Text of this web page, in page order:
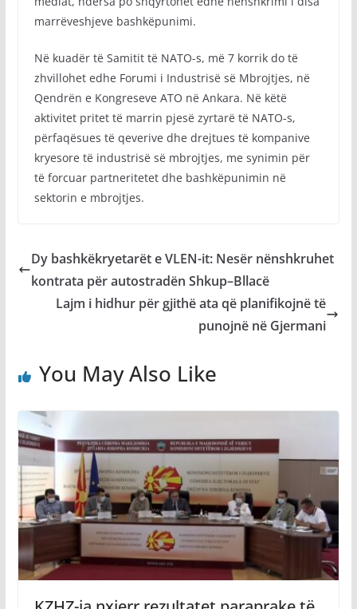
marrëveshjeve bashkëpunimi.
Në kuadër të Samitit të NATO-s, më 7 korrik do të
zhvillohet edhe Forumi i Industrisë së Mbrojtjes, në
Qendrën e Kongreseve ATO në Ankara. Në këtë
aktivitet pritet të marrin pjesë zyrtarë të NATO-s,
përfaqësues të qeverive dhe drejtues të kompanive
kryesore të industrisë së mbrojtjes, me synimin për
të forcuar partneritetet dhe bashkëpunimin në
sektorin e mbrojtjes.
Dy bashkëkryetarët e VLEN-it: Nesër nënshkruhet
kontrata për autostradën Shkup–Bllacë
Lajm i hidhur për gjithë ata që planifikojnë të
punojnë në Gjermani
You May Also Like